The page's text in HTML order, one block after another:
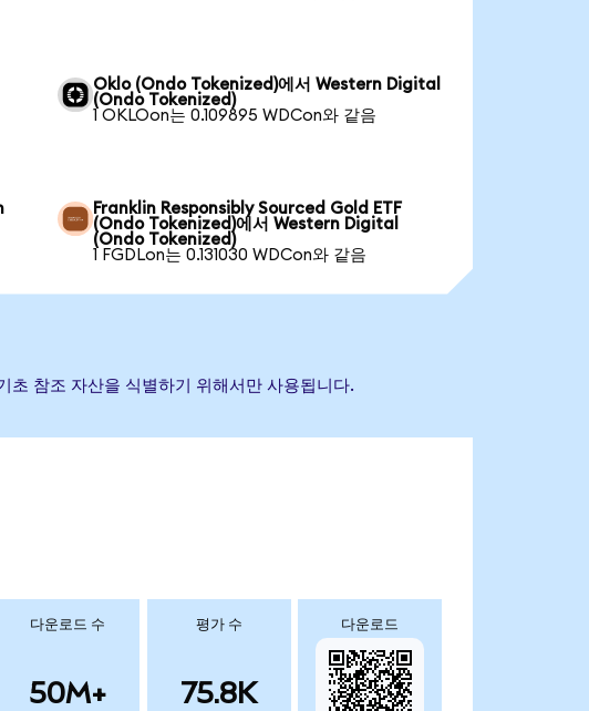
Oklo (Ondo Tokenized)에서 Western Digital
(Ondo Tokenized)
1 OKLOon는 0.109895 WDCon와 같음
Franklin Responsibly Sourced Gold ETF
(Ondo Tokenized)에서 Western Digital
(Ondo Tokenized)
1 FGDLon는 0.131030 WDCon와 같음
참조 자산을 식별하기 위해서만 사용됩니다.
다운로드 수
50M+
평가 수
75.8K
다운로드